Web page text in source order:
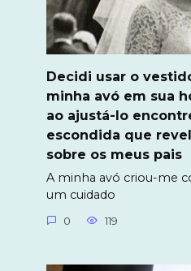
Decidi usar o
minha avó em sua
ao ajustá-lo
escondida que
sobre os meus pais
A minha avó criou-me
um cuidado
0 119